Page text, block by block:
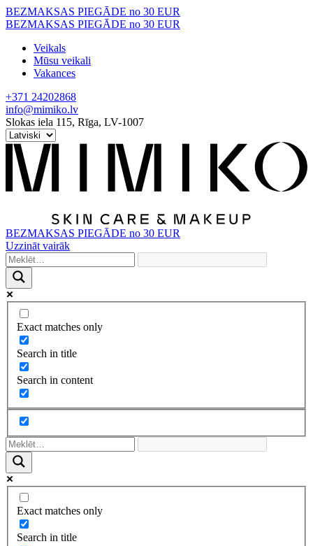
Skip
to
BEZMAKSAS PIEGĀDE no 30 EUR
BEZMAKSAS PIEGĀDE no 30 EUR
Veikals
Mūsu veikali
Vakances
+371 24202868
info@mimiko.lv
Slokas iela 115, Rīga, LV-1007
BEZMAKSAS PIEGĀDE no 30 EUR
Uzzināt vairāk
Exact matches only
Search in title
Search in content
Exact matches only
Search in title